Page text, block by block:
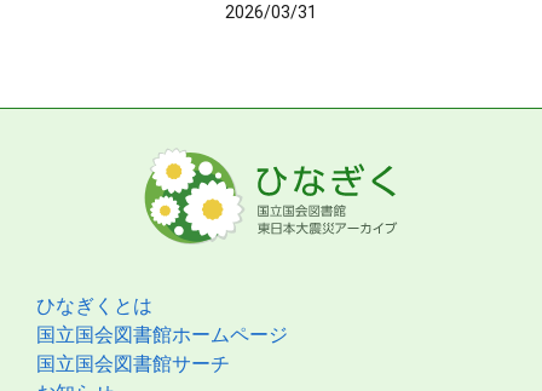
2026/03/31
ひなぎくとは
国立国会図書館ホームページ
国立国会図書館サーチ